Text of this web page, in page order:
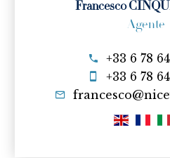
Francesco
Agente
+33 6 78
+33 6 78